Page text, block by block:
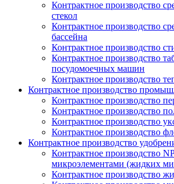
Контрактное производство
стекол
Контрактное производство
бассейна
Контрактное производство
Контрактное производство
посудомоечных машин
Контрактное производство
Контрактное производство
Контрактное производство
Контрактное производство
Контрактное производство
Контрактное производство
Контрактное производство
Контрактное производство
микроэлементами (жидких
Контрактное производство